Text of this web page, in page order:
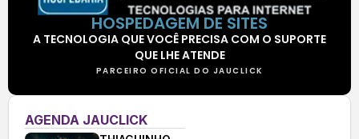
HOSPEDAGEM DE SITES
A TECNOLOGIA QUE VOCÊ PRECISA COM O SUPORTE
QUE LHE ATENDE
PARCEIRO OFICIAL DO JAUCLICK
AGENDA JAUCLICK